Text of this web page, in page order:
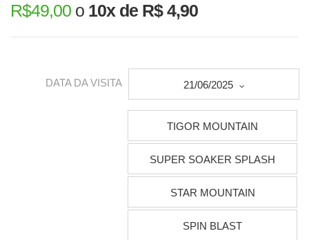
R$49,00 o 10x de R$ 4,90
DATA DA VISITA 21/06/2025
TIGOR MOUNTAIN
SUPER SOAKER SPLASH
STAR MOUNTAIN
SPIN BLAST